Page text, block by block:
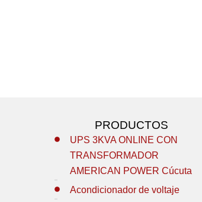
PRODUCTOS
UPS 3KVA ONLINE CON
TRANSFORMADOR
AMERICAN POWER Cúcuta
Acondicionador de voltaje